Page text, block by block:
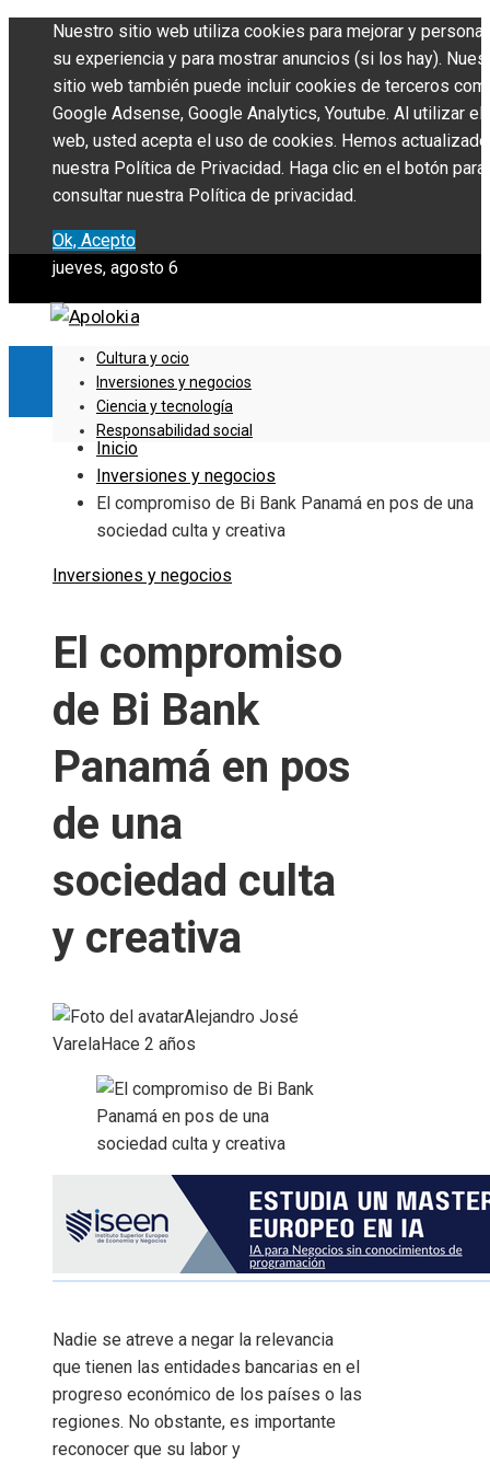
Nuestro sitio web utiliza cookies para mejorar y
su experiencia y para mostrar anuncios (si los hay).
sitio web también puede incluir cookies de terceros
Google Adsense, Google Analytics, Youtube. Al utilizar
web, usted acepta el uso de cookies. Hemos actualizado
nuestra Política de Privacidad. Haga clic en el botón para
consultar nuestra Política de privacidad.
Ok, Acepto
jueves, agosto 6
Cultura y ocio
Inversiones y negocios
Ciencia y tecnología
Responsabilidad social
Inicio
Inversiones y negocios
El compromiso de Bi Bank Panamá en pos de una
sociedad culta y creativa
Inversiones y negocios
El compromiso
de Bi Bank
Panamá en pos
de una
sociedad culta
y creativa
Alejandro José
VarelaHace 2 años
Nadie se atreve a negar la relevancia
que tienen las entidades bancarias en el
progreso económico de los países o las
regiones. No obstante, es importante
reconocer que su labor y